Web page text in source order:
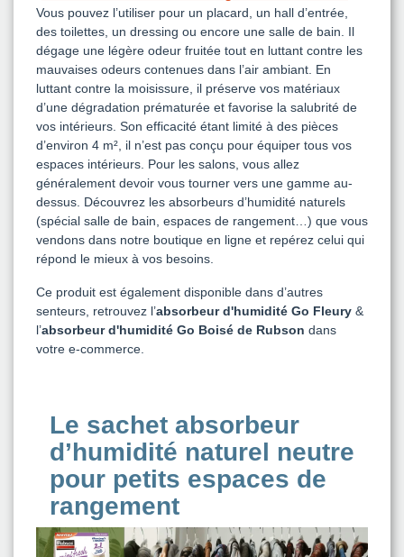
Vous pouvez l’utiliser pour un placard, un hall d’entrée,
des toilettes, un dressing ou encore une salle de bain. Il
dégage une légère odeur fruitée tout en luttant contre les
mauvaises odeurs contenues dans l’air ambiant. En
luttant contre la moisissure, il préserve vos matériaux
d’une dégradation prématurée et favorise la salubrité de
vos intérieurs. Son efficacité étant limité à des pièces
d’environ 4 m², il n’est pas conçu pour équiper tous vos
espaces intérieurs. Pour les salons, vous allez
généralement devoir vous tourner vers une gamme au-
dessus. Découvrez les absorbeurs d’humidité naturels
(spécial salle de bain, espaces de rangement…) que vous
vendons dans notre boutique en ligne et repérez celui qui
répond le mieux à vos besoins.
Ce produit est également disponible dans d’autres
senteurs, retrouvez l’absorbeur d'humidité Go Fleury &
l’absorbeur d'humidité Go Boisé de Rubson dans
votre e-commerce.
Le sachet absorbeur
d’humidité naturel neutre
pour petits espaces de
rangement